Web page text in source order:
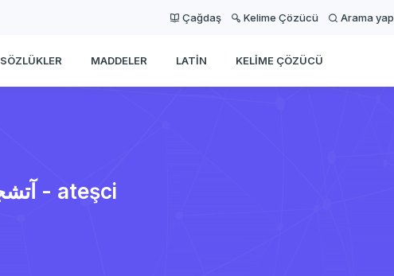
Çağdaş Kelime Çözücü Arama yap
SÖZLÜKLER MADDELER LATIN KELIME ÇÖZÜCÜ
آتشجی - ateşci